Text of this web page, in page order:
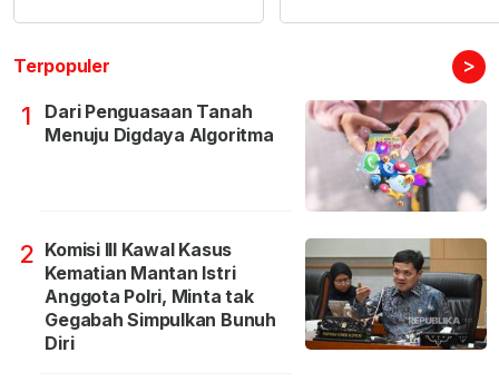
Terpopuler >
1
Dari Penguasaan Tanah
Menuju Digdaya Algoritma
2 Komisi III Kawal Kasus
Kematian Mantan Istri
Anggota Polri, Minta tak
Gegabah Simpulkan Bunuh
Diri